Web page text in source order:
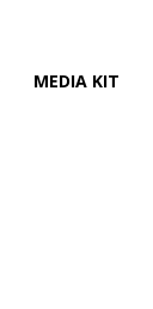
MEDIA KIT